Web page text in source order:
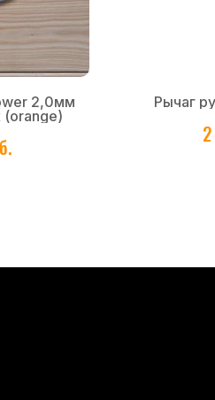
2,0мм
(orange)
Рычаг